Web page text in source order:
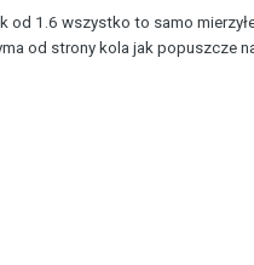
1.6 wszystko to samo
od strony kola jak popuszcze